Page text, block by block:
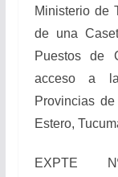
Ministerio de
de una
Puestos de
acceso a
Provincias
Estero,
EXPTE